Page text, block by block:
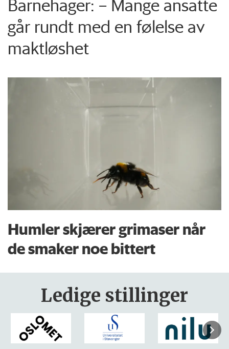
Barnehager: – Mange ansatte
går rundt med en følelse av
maktløshet
Humler skjærer grimaser når
de smaker noe bittert
Ledige stillinger